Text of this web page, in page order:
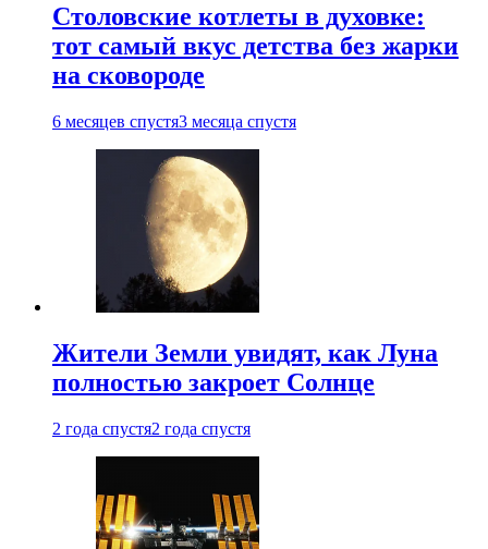
Столовские котлеты в духовке:
тот самый вкус детства без жарки
на сковороде
6 месяцев спустя3 месяца спустя
Жители Земли увидят, как Луна
полностью закроет Солнце
2 года спустя2 года спустя